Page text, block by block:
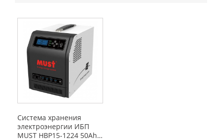
Система хранения
электроэнергии ИБП
MUST НВР15-1224 50Ah…